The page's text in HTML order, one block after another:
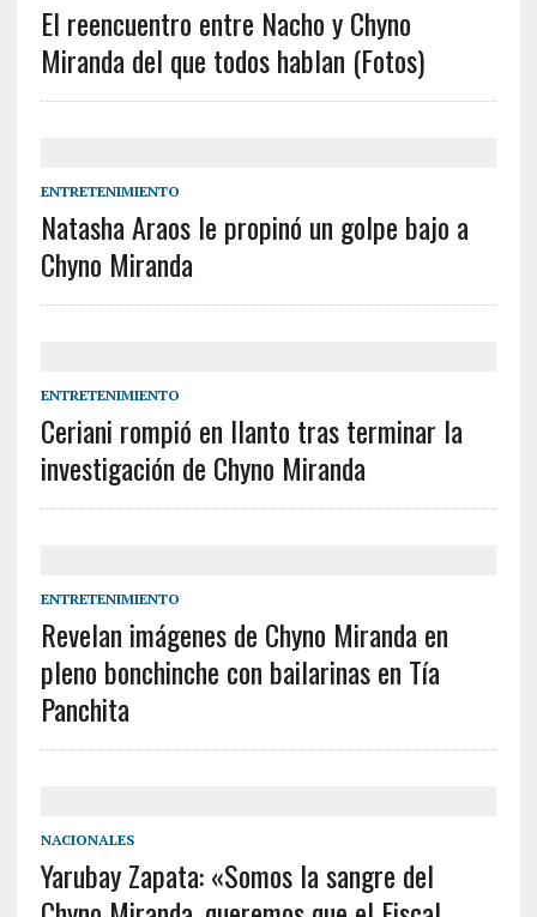
El reencuentro entre Nacho y Chyno
Miranda del que todos hablan (Fotos)
ENTRETENIMIENTO
Natasha Araos le propinó un golpe bajo a
Chyno Miranda
ENTRETENIMIENTO
Ceriani rompió en llanto tras terminar la
investigación de Chyno Miranda
ENTRETENIMIENTO
Revelan imágenes de Chyno Miranda en
pleno bonchinche con bailarinas en Tía
Panchita
NACIONALES
Yarubay Zapata: «Somos la sangre del